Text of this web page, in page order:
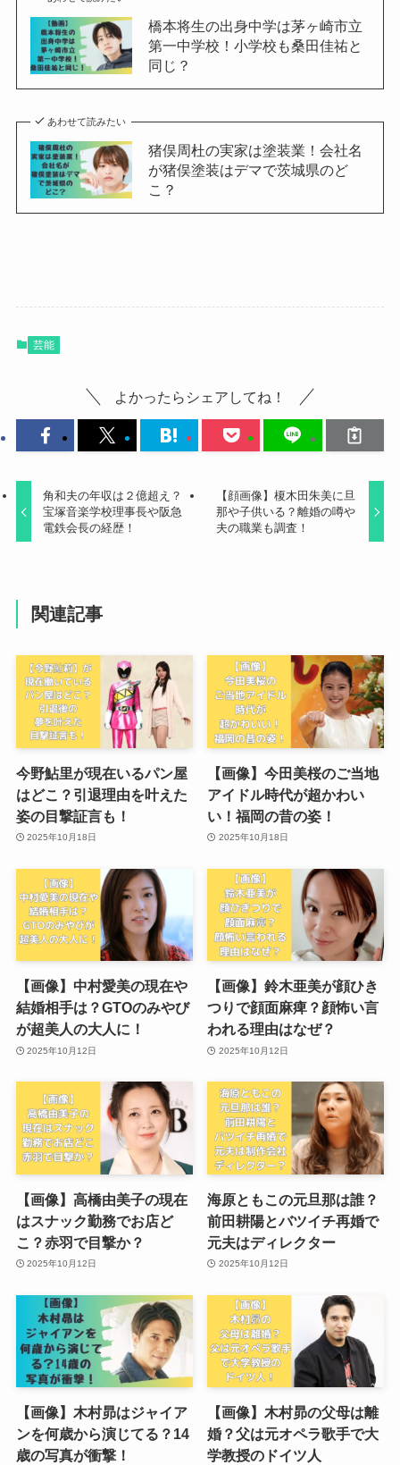
橋本将生の出身中学は茅ヶ崎市立
第一中学校！小学校も桑田佳祐と
同じ？
あわせて読みたい
猪俣周杜の実家は塗装業！会社名
が猪俣塗装はデマで茨城県のど
こ？
芸能
よかったらシェアしてね！
角和夫の年収は２億超え？
宝塚音楽学校理事長や阪急
電鉄会長の経歴！
【顔画像】榎木田朱美に旦
那や子供いる？離婚の噂や
夫の職業も調査！
関連記事
今野鮎里が現在いるパン屋
はどこ？引退理由を叶えた
姿の目撃証言も！
2025年10月18日
【画像】今田美桜のご当地
アイドル時代が超かわい
い！福岡の昔の姿！
2025年10月18日
【画像】中村愛美の現在や
結婚相手は？GTOのみやび
が超美人の大人に！
2025年10月12日
【画像】鈴木亜美が顔ひき
つりで顔面麻痺？顔怖い言
われる理由はなぜ？
2025年10月12日
【画像】高橋由美子の現在
はスナック勤務でお店ど
こ？赤羽で目撃か？
2025年10月12日
海原ともこの元旦那は誰？
前田耕陽とバツイチ再婚で
元夫はディレクター
2025年10月12日
【画像】木村昴はジャイア
ンを何歳から演じてる？14
歳の写真が衝撃！
【画像】木村昴の父母は離
婚？父は元オペラ歌手で大
学教授のドイツ人